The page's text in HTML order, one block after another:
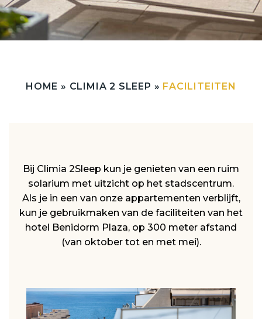
HOME » CLIMIA 2 SLEEP » FACILITEITEN
Bij Climia 2Sleep kun je genieten van een ruim
solarium met uitzicht op het stadscentrum.
Als je in een van onze appartementen verblijft,
kun je gebruikmaken van de faciliteiten van het
hotel Benidorm Plaza, op 300 meter afstand
(van oktober tot en met mei).